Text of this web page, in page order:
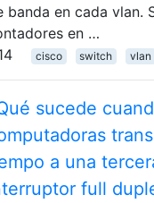
banda en cada vlan.
en …
cisco switch vlan
sucede
a una
full